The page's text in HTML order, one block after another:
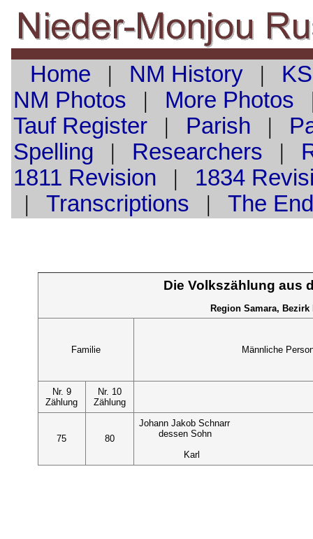
Home | NM History|
NM Photos | More Photos
TaufRegister| Parish |
Spelling | Researchers |
1811 Revision | 1834
| Transcriptions | The End
Die Volkszählung aus
Region Samara,
Familie Männliche
Nr. 9
Zählung
Nr. 10
Zählung
75 80
Johann Jakob Schnarr
dessen Sohn
Karl